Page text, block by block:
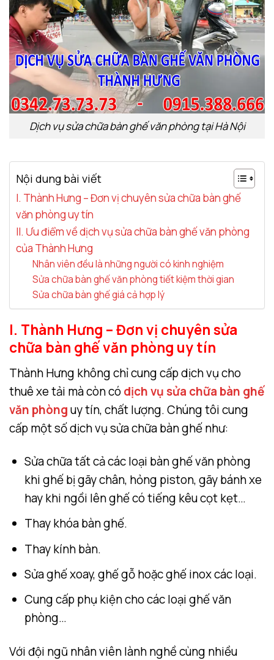
Dịch vụ sửa chữa bàn ghế văn phòng tại Hà Nội
Nội dung bài viết
I. Thành Hưng – Đơn vị chuyên sửa chữa bàn ghế
văn phòng uy tín
II. Ưu điểm về dịch vụ sửa chữa bàn ghế văn phòng
của Thành Hưng
Nhân viên đều là những người có kinh nghiệm
Sửa chữa bàn ghế văn phòng tiết kiệm thời gian
Sửa chữa bàn ghế giá cả hợp lý
I. Thành Hưng – Đơn vị chuyên sửa
chữa bàn ghế văn phòng uy tín
Thành Hưng không chỉ cung cấp dịch vụ cho
thuê xe tải mà còn códịch vụ sửa chữa bàn ghế
văn phònguy tín, chất lượng. Chúng tôi cung
cấp một số dịch vụ sửa chữa bàn ghế như:
Sửa chữa tất cả các loại bàn ghế văn phòng
khi ghế bị gãy chân, hỏng piston, gãy bánh xe
hay khi ngồi lên ghế có tiếng kêu cọt kẹt…
Thay khóa bàn ghế.
Thay kính bàn.
Sửa ghế xoay, ghế gỗ hoặc ghế inox các loại.
Cung cấp phụ kiện cho các loại ghế văn
phòng…
Với đội ngũ nhân viên lành nghề cùng nhiều